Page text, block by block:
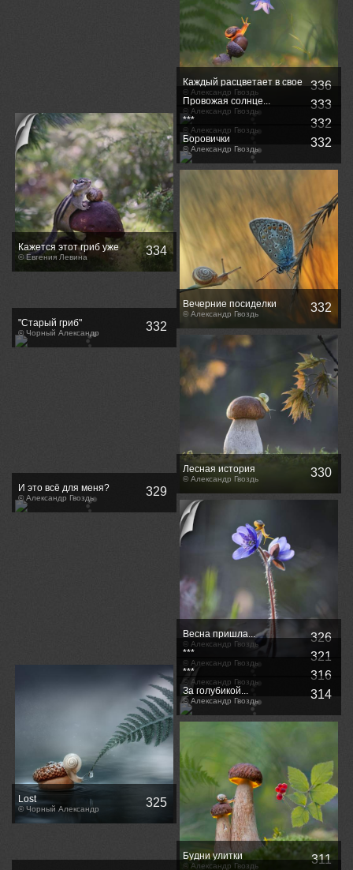
Каждый расцветает в свое
время
© Александр Гвоздь 336
Кажется этот гриб уже
занят...?
© Евгения Левина 334
Провожая солнце...
© Александр Гвоздь 333
***
© Александр Гвоздь 332
Боровички
© Александр Гвоздь 332
Вечерние посиделки
© Александр Гвоздь 332
"Старый гриб"
© Чорный Александр 332
Лесная история
© Александр Гвоздь 330
И это всё для меня?
© Александр Гвоздь 329
Весна пришла...
© Александр Гвоздь 326
Lost
© Чорный Александр 325
***
© Александр Гвоздь 321
***
© Александр Гвоздь 316
За голубикой...
© Александр Гвоздь 314
Будни улитки
© Александр Гвоздь 311